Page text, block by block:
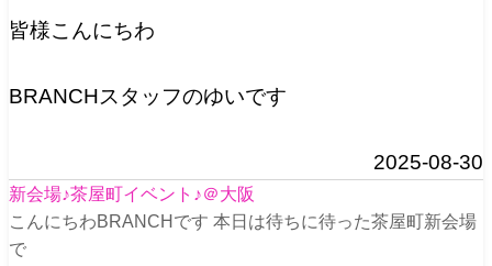
皆様こんにちわ
BRANCHスタッフのゆいです
2025-08-30
新会場♪茶屋町イベント♪＠大阪
こんにちわBRANCHです 本日は待ちに待った茶屋町新会場
で